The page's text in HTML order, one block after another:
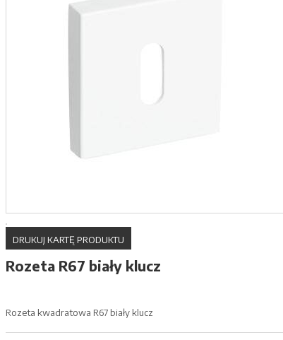
DRUKUJ KARTĘ PRODUKTU
Rozeta R67 biały klucz
Rozeta kwadratowa R67 biały klucz